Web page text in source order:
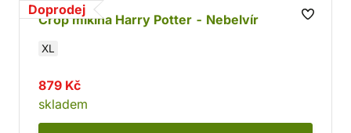
Doprodej
Crop mikina Harry Potter - Nebelvír
XL
879 Kč
skladem